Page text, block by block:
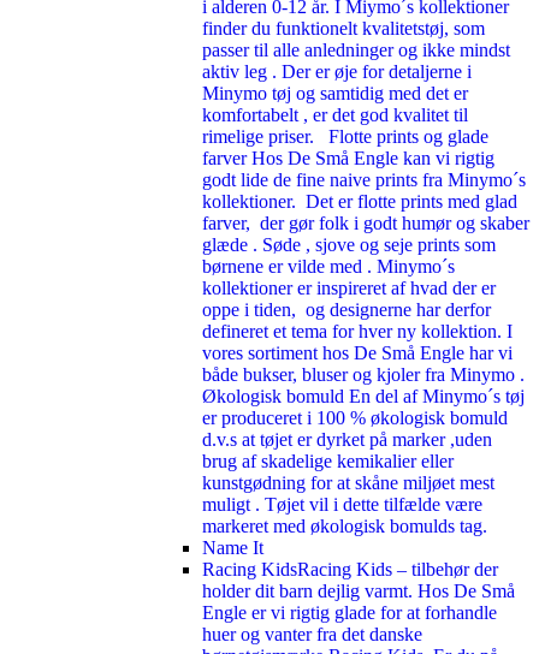
i alderen 0-12 år. I Miymo´s kollektioner
finder du funktionelt kvalitetstøj, som
passer til alle anledninger og ikke mindst
aktiv leg . Der er øje for detaljerne i
Minymo tøj og samtidig med det er
komfortabelt , er det god kvalitet til
rimelige priser. Flotte prints og glade
farver Hos De Små Engle kan vi rigtig
godt lide de fine naive prints fra Minymo´s
kollektioner. Det er flotte prints med glad
farver, der gør folk i godt humør og skaber
glæde . Søde , sjove og seje prints som
børnene er vilde med . Minymo´s
kollektioner er inspireret af hvad der er
oppe i tiden, og designerne har derfor
defineret et tema for hver ny kollektion. I
vores sortiment hos De Små Engle har vi
både bukser, bluser og kjoler fra Minymo .
Økologisk bomuld En del af Minymo´s tøj
er produceret i 100 % økologisk bomuld
d.v.s at tøjet er dyrket på marker ,uden
brug af skadelige kemikalier eller
kunstgødning for at skåne miljøet mest
muligt . Tøjet vil i dette tilfælde være
markeret med økologisk bomulds tag.
Name It
Racing KidsRacing Kids – tilbehør der
holder dit barn dejlig varmt. Hos De Små
Engle er vi rigtig glade for at forhandle
huer og vanter fra det danske